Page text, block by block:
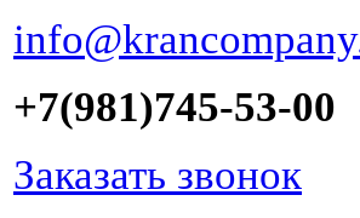
+7(981)745-53-00
Заказать звонок